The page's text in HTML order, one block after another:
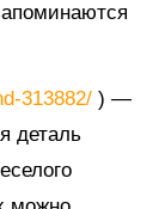
313882/ ) —
деталь